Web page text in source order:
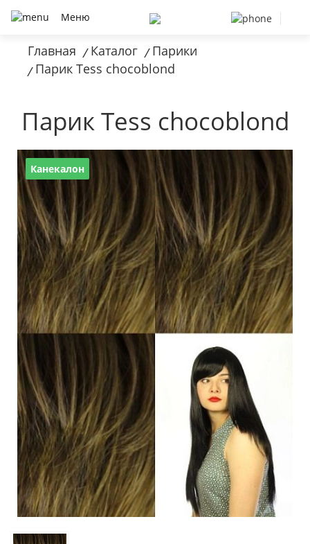
Меню
Главная / Каталог / Парики
/ Парик Tess chocoblond
Парик Tess chocoblond
Канекалон